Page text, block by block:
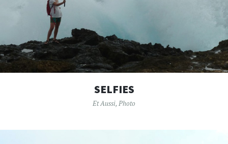
SELFIES
Et Aussi, Photo